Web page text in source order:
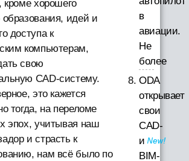
кроме хорошего
образования, идей и
доступа к
компьютерам,
свою
CAD-систему.
это кажется
тогда, на переломе
эпох, учитывая наш
и страсть к
нам всё было по
в
авиации.
Не
более
ODA
открывает
свои
CAD-
и
BIM-